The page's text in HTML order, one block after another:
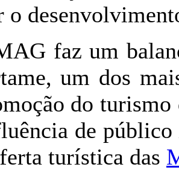
o
faz um
um dos
do
de
turística das